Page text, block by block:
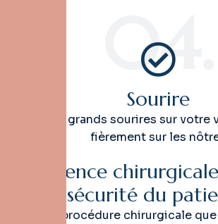
04.
Sourire
De grands sourires sur votre
fièrement sur les
ence chirurgicale
sécurité du patie
Chaque procédure chirurgicale